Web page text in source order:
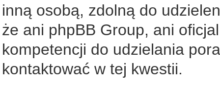
inną osobą, zdolną do
że ani phpBB Group, ani
kompetencji do udzielania
kontaktować w tej kwestii.